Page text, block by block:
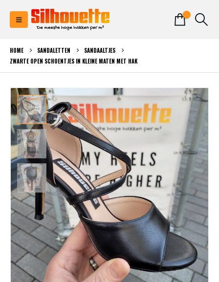
HOME SANDALETTEN
SANDAALTJES
ZWARTE OPEN SCHOENTJES IN KLEINE MATEN MET HAK